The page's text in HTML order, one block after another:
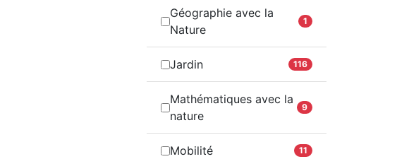
Géographie avec la
Nature
1
Jardin 116
Mathématiques avec la
nature
9
Mobilité 11